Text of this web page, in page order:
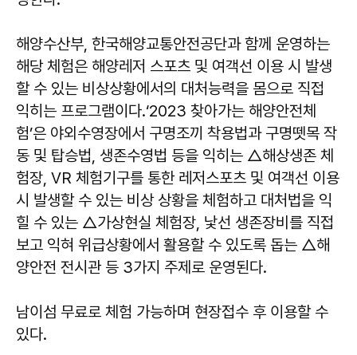
해양수산부, 한국해양교통안전공단과 함께 운영하는
해당 체험은 해양레저 스포츠 및 여객선 이용 시 발생
할 수 있는 비상상황에서의 대처능력을 몸으로 직접
익히는 프로그램이다.‘2023 찾아가는 해양안전체
험’은 야외수영장에서 구명조끼 착용법과 구명뗏목 작
동 및 탑승법, 생존수영법 등을 익히는 △해상생존 체
험장, VR 체험기구를 통한 레저스포츠 및 여객선 이용
시 발생할 수 있는 비상 상황을 체험하고 대처법을 익
힐 수 있는 △가상현실 체험장, 낯선 생존장비를 직접
보고 익혀 위급상황에서 활용할 수 있도록 돕는 △해
양안전 전시관 등 3가지 주제로 운영된다.
남이섬 무료로 체험 가능하며 현장접수 후 이용할 수
있다.